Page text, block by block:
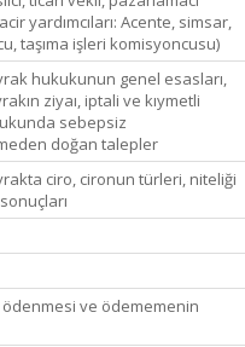
yardımcıları: Acente, simsar,
taşıma işleri komisyoncusu)
hukukunun genel esasları,
ziyaı, iptali ve kıymetli
sebepsiz
doğan talepler
ciro, cironun türleri, niteliği
ödenmesi ve ödememenin